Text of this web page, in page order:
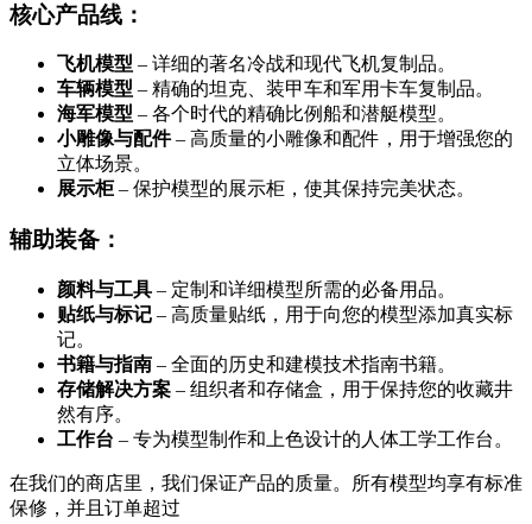
核心产品线：
飞机模型 – 详细的著名冷战和现代飞机复制品。
车辆模型 – 精确的坦克、装甲车和军用卡车复制品。
海军模型 – 各个时代的精确比例船和潜艇模型。
小雕像与配件– 高质量的小雕像和配件，用于增强您的
立体场景。
展示柜– 保护模型的展示柜，使其保持完美状态。
辅助装备：
颜料与工具 – 定制和详细模型所需的必备用品。
贴纸与标记 – 高质量贴纸，用于向您的模型添加真实标
记。
书籍与指南 – 全面的历史和建模技术指南书籍。
存储解决方案 – 组织者和存储盒，用于保持您的收藏井
然有序。
工作台 – 专为模型制作和上色设计的人体工学工作台。
在我们的商店里，我们保证产品的质量。所有模型均享有标准
保修，并且订单超过